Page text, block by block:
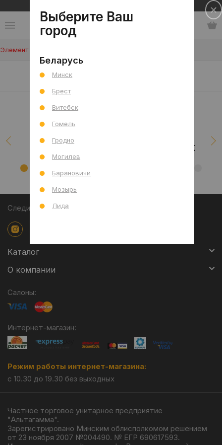
Элемент не найден!
Наши клиенты/проекты
Следите за акциями
Каталог
О компании
Салоны:
Интернет-магазин:
Режим работы интернет-магазина:
с 10.30 до 19.30 без выходных
Частное торговое унитарное предприятие
"Альтагамма".
Зарегистрировано Минским облисполкомом решением
от 23 ноября 2007 №004490. № ЕГР 690617593.
Выберите Ваш
город
Беларусь
Минск
Брест
Витебск
Гомель
Гродно
Могилев
Барановичи
Мозырь
Лида